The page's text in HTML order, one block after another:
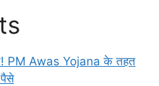
PM Awas Yojana के तहत